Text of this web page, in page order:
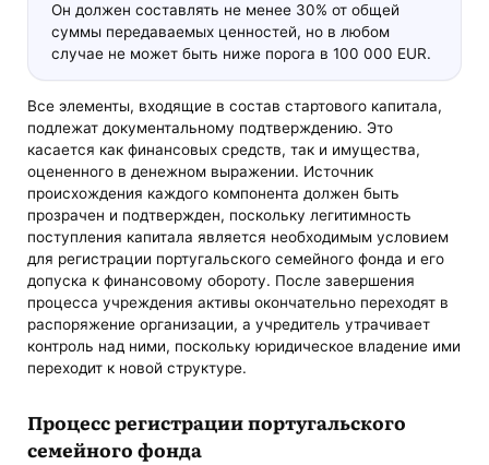
Он должен составлять не менее 30% от общей
суммы передаваемых ценностей, но в любом
случае не может быть ниже порога в 100 000 EUR.
Все элементы, входящие в состав стартового капитала,
подлежат документальному подтверждению. Это
касается как финансовых средств, так и имущества,
оцененного в денежном выражении. Источник
происхождения каждого компонента должен быть
прозрачен и подтвержден, поскольку легитимность
поступления капитала является необходимым условием
для регистрации португальского семейного фонда и его
допуска к финансовому обороту. После завершения
процесса учреждения активы окончательно переходят в
распоряжение организации, а учредитель утрачивает
контроль над ними, поскольку юридическое владение ими
переходит к новой структуре.
Процесс регистрации португальского
семейного фонда